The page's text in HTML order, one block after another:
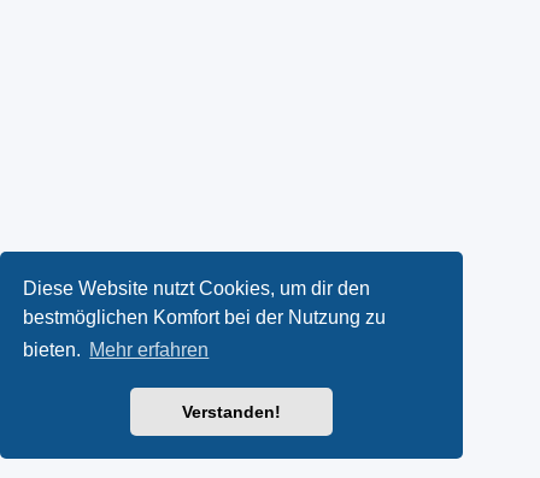
Diese Website nutzt Cookies, um dir den
bestmöglichen Komfort bei der Nutzung zu
bieten. Mehr erfahren
Verstanden!